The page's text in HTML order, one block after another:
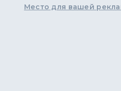
Место для вашей